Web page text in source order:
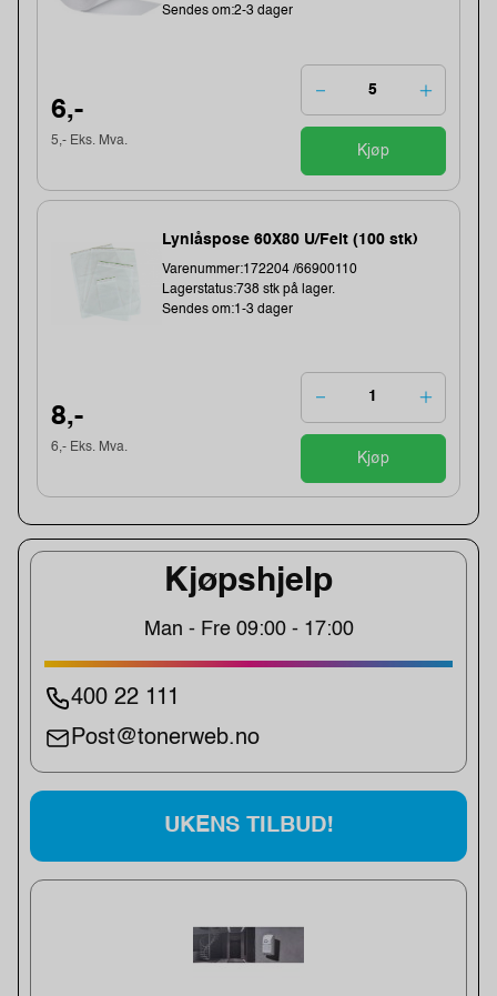
Kjøpshjelp
Man - Fre 09:00 - 17:00
400 22 111
Post@tonerweb.no
UKENS TILBUD!
Sendes om:2-3 dager
6,-
5,- Eks. Mva.
Kjøp
Lynlåspose 60X80 U/Felt (100 stk)
Varenummer:172204 /66900110
Lagerstatus:738 stk på lager.
Sendes om:1-3 dager
8,-
6,- Eks. Mva.
Kjøp